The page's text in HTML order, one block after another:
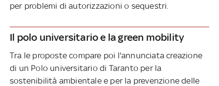
per problemi di autorizzazioni o sequestri.
Il polo universitario e la green mobility
Tra le proposte compare poi l'annunciata creazione
di un Polo universitario di Taranto per la
sostenibilità ambientale e per la prevenzione delle